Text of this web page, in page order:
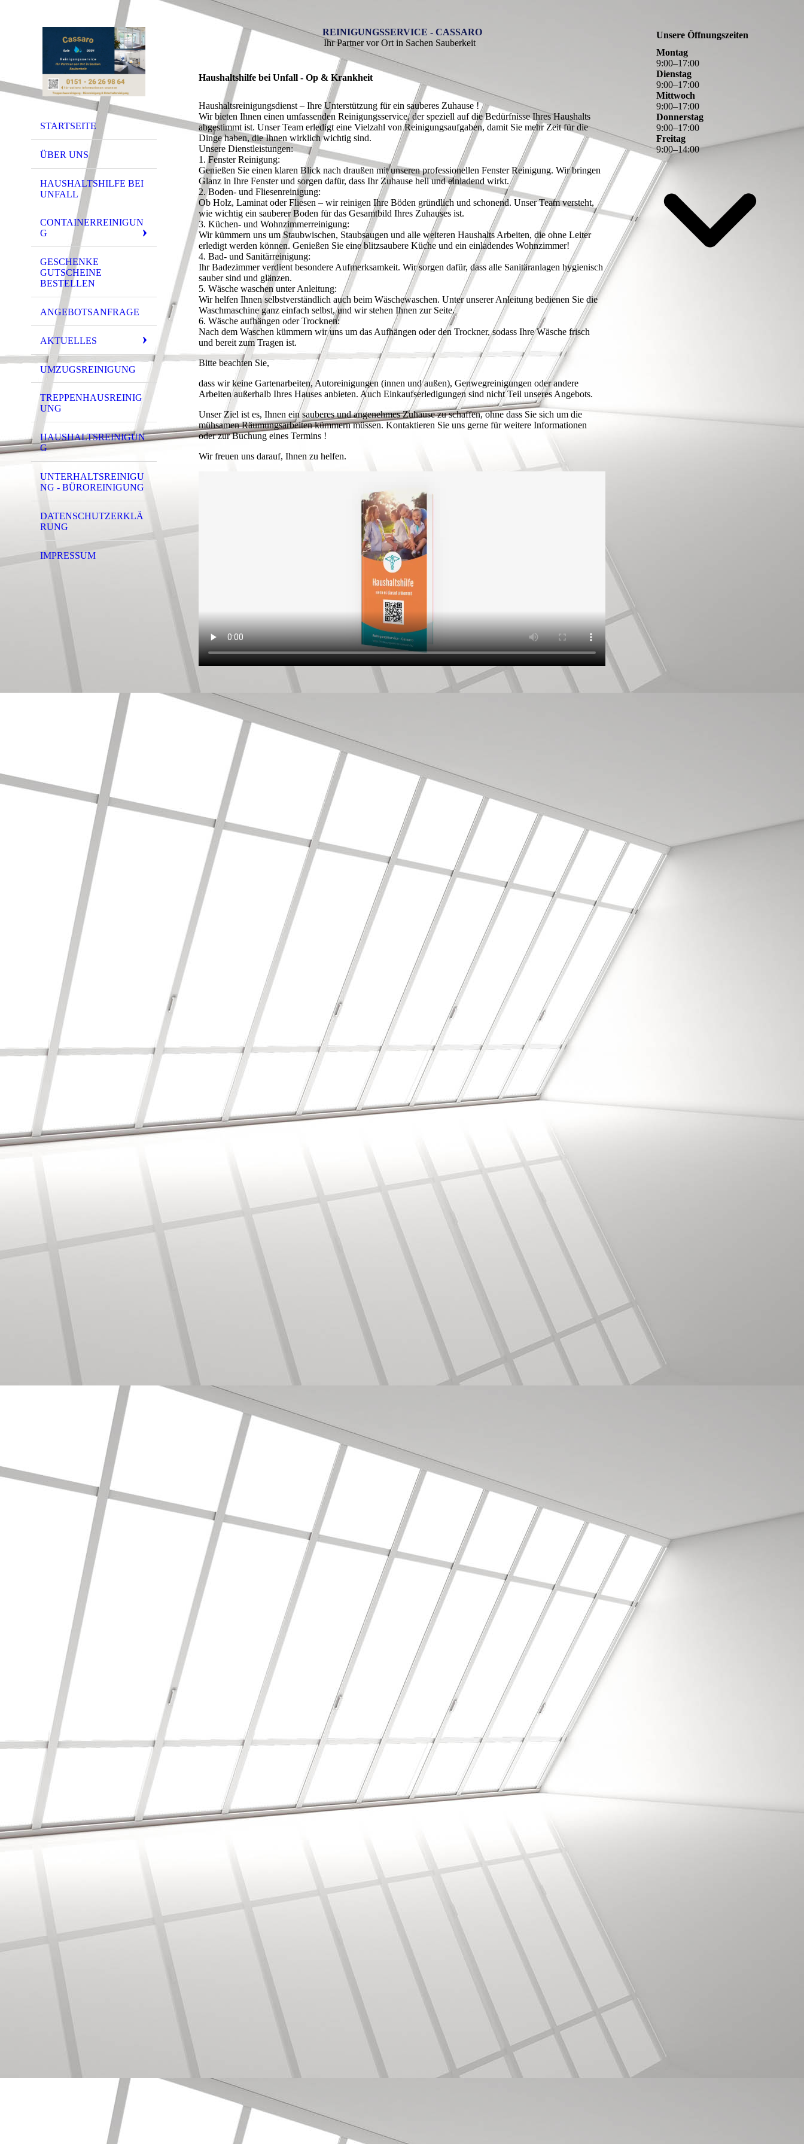
STARTSEITE
ÜBER UNS
HAUSHALTSHILFE BEI
UNFALL
CONTAINERREINIGUN
G
GESCHENKE
GUTSCHEINE
BESTELLEN
ANGEBOTSANFRAGE
AKTUELLES
UMZUGSREINIGUNG
TREPPENHAUSREINIG
UNG
HAUSHALTSREINIGUN
G
UNTERHALTSREINIGU
NG - BÜROREINIGUNG
DATENSCHUTZERKLÄ
RUNG
IMPRESSUM
REINIGUNGSSERVICE - CASSARO
Ihr Partner vor Ort in Sachen Sauberkeit
Haushaltshilfe bei Unfall - Op & Krankheit
Haushaltsreinigungsdienst – Ihre Unterstützung für ein sauberes Zuhause !
Wir bieten Ihnen einen umfassenden Reinigungsservice, der speziell auf die Bedürfnisse Ihres Haushalts
abgestimmt ist. Unser Team erledigt eine Vielzahl von Reinigungsaufgaben, damit Sie mehr Zeit für die
Dinge haben, die Ihnen wirklich wichtig sind.
Unsere Dienstleistungen:
1. Fenster Reinigung:
Genießen Sie einen klaren Blick nach draußen mit unseren professionellen Fenster Reinigung. Wir bringen
Glanz in Ihre Fenster und sorgen dafür, dass Ihr Zuhause hell und einladend wirkt.
2. Boden- und Fliesenreinigung:
Ob Holz, Laminat oder Fliesen – wir reinigen Ihre Böden gründlich und schonend. Unser Team versteht,
wie wichtig ein sauberer Boden für das Gesamtbild Ihres Zuhauses ist.
3. Küchen- und Wohnzimmerreinigung:
Wir kümmern uns um Staubwischen, Staubsaugen und alle weiteren Haushalts Arbeiten, die ohne Leiter
erledigt werden können. Genießen Sie eine blitzsaubere Küche und ein einladendes Wohnzimmer!
4. Bad- und Sanitärreinigung:
Ihr Badezimmer verdient besondere Aufmerksamkeit. Wir sorgen dafür, dass alle Sanitäranlagen hygienisch
sauber sind und glänzen.
5. Wäsche waschen unter Anleitung:
Wir helfen Ihnen selbstverständlich auch beim Wäschewaschen. Unter unserer Anleitung bedienen Sie die
Waschmaschine ganz einfach selbst, und wir stehen Ihnen zur Seite.
6. Wäsche aufhängen oder Trocknen:
Nach dem Waschen kümmern wir uns um das Aufhängen oder den Trockner, sodass Ihre Wäsche frisch
und bereit zum Tragen ist.
Bitte beachten Sie,
dass wir keine Gartenarbeiten, Autoreinigungen (innen und außen), Genwegreinigungen oder andere
Arbeiten außerhalb Ihres Hauses anbieten. Auch Einkaufserledigungen sind nicht Teil unseres Angebots.
Unser Ziel ist es, Ihnen ein sauberes und angenehmes Zuhause zu schaffen, ohne dass Sie sich um die
mühsamen Räumungsarbeiten kümmern müssen. Kontaktieren Sie uns gerne für weitere Informationen
oder zur Buchung eines Termins !
Wir freuen uns darauf, Ihnen zu helfen.
Unsere Öffnungszeiten
Montag
9:00–17:00
Dienstag
9:00–17:00
Mittwoch
9:00–17:00
Donnerstag
9:00–17:00
Freitag
9:00–14:00